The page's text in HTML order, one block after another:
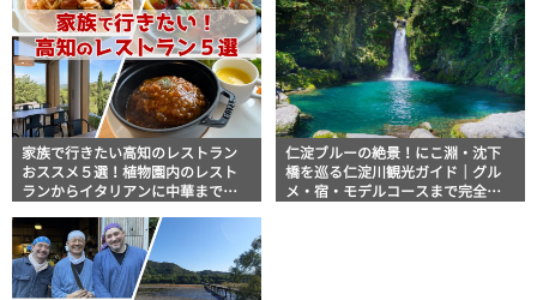
家族で行きたい高知のレストラン
おススメ５選！植物園内のレスト
ランからイタリアンに中華まで楽
仁淀ブルーの絶景！にこ淵・沈下
橋を巡る仁淀川観光ガイド｜グル
メ・宿・モデルコースまで完全網